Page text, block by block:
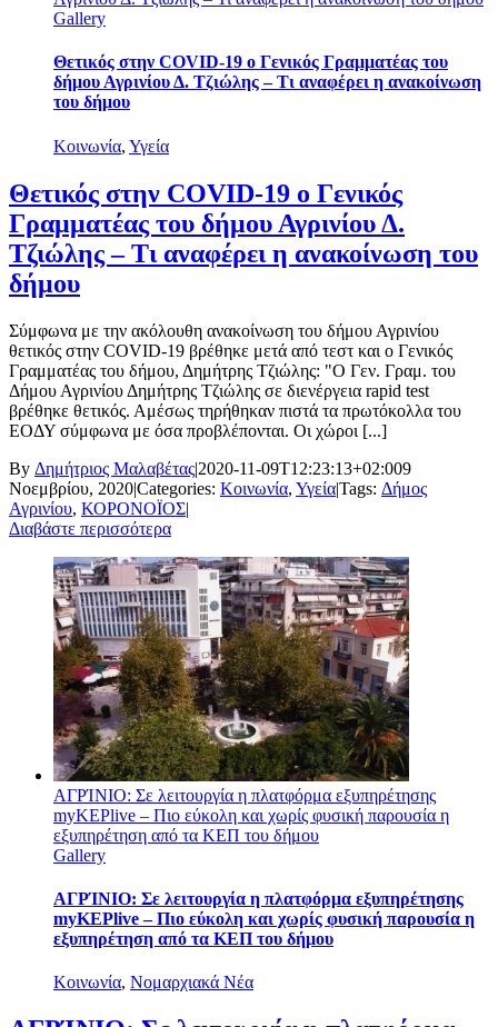
Gallery
Θετικός στην COVID-19 ο Γενικός Γραμματέας του
δήμου Αγρινίου Δ. Τζιώλης – Τι αναφέρει η ανακοίνωση
του δήμου
Κοινωνία, Υγεία
Θετικός στην COVID-19 ο Γενικός
Γραμματέας του δήμου Αγρινίου Δ.
Τζιώλης – Τι αναφέρει η ανακοίνωση του
δήμου
Σύμφωνα με την ακόλουθη ανακοίνωση του δήμου Αγρινίου
θετικός στην COVID-19 βρέθηκε μετά από τεστ και ο Γενικός
Γραμματέας του δήμου, Δημήτρης Τζιώλης: "Ο Γεν. Γραμ. του
Δήμου Αγρινίου Δημήτρης Τζιώλης σε διενέργεια rapid test
βρέθηκε θετικός. Αμέσως τηρήθηκαν πιστά τα πρωτόκολλα του
ΕΟΔΥ σύμφωνα με όσα προβλέπονται. Οι χώροι [...]
By Δημήτριος Μαλαβέτας|2020-11-09T12:23:13+02:009
Νοεμβρίου, 2020|Categories: Κοινωνία, Υγεία|Tags: Δήμος
Αγρινίου, ΚΟΡΟΝΟΪΟΣ|
Διαβάστε περισσότερα
ΑΓΡΊΝΙΟ: Σε λειτουργία η πλατφόρμα εξυπηρέτησης
myKEPlive – Πιο εύκολη και χωρίς φυσική παρουσία η
εξυπηρέτηση από τα ΚΕΠ του δήμου
Gallery
ΑΓΡΊΝΙΟ: Σε λειτουργία η πλατφόρμα εξυπηρέτησης
myKEPlive – Πιο εύκολη και χωρίς φυσική παρουσία η
εξυπηρέτηση από τα ΚΕΠ του δήμου
Κοινωνία, Νομαρχιακά Νέα